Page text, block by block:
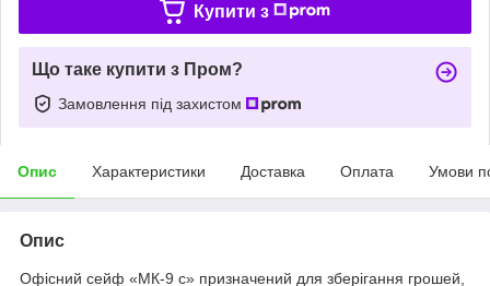
Купити з
Що таке купити з Пром?
Замовлення під захистом
Опис Характеристики Доставка Оплата Умови
Опис
Офісний сейф «МК-9 с» призначений для зберігання грошей,